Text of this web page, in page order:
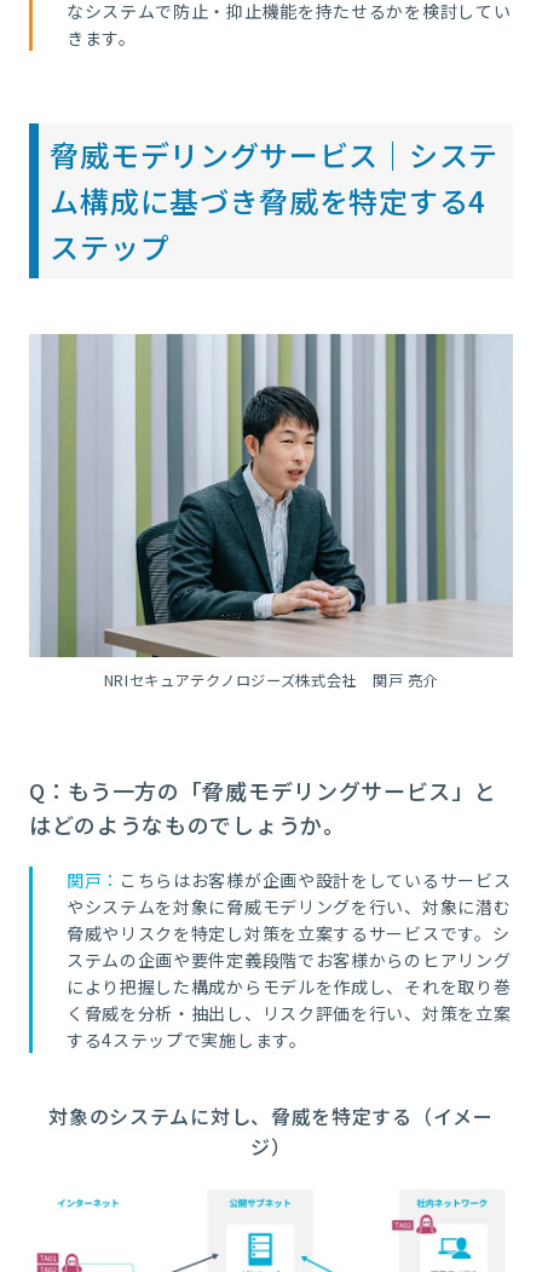
なシステムで防止・抑止機能を持たせるかを検討してい
きます。
脅威モデリングサービス｜システ
ム構成に基づき脅威を特定する4
ステップ
NRIセキュアテクノロジーズ株式会社 関戸 亮介
Q：もう一方の「脅威モデリングサービス」と
はどのようなものでしょうか。
関戸： こちらはお客様が企画や設計をしているサービス
やシステムを対象に脅威モデリングを行い、対象に潜む
脅威やリスクを特定し対策を立案するサービスです。シ
ステムの企画や要件定義段階でお客様からのヒアリング
により把握した構成からモデルを作成し、それを取り巻
く脅威を分析・抽出し、リスク評価を行い、対策を立案
する4ステップで実施します。
対象のシステムに対し、脅威を特定する（イメー
ジ）